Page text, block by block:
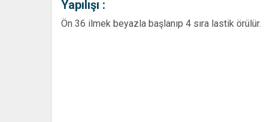
Yapılışı :
Ön 36 ilmek beyazla başlanıp 4 sıra lastik örülür.